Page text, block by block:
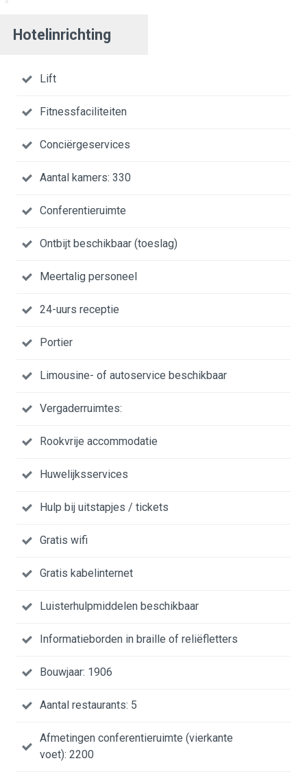
Hotelinrichting
Lift
Fitnessfaciliteiten
Conciërgeservices
Aantal kamers: 330
Conferentieruimte
Ontbijt beschikbaar (toeslag)
Meertalig personeel
24-uurs receptie
Portier
Limousine- of autoservice beschikbaar
Vergaderruimtes:
Rookvrije accommodatie
Huwelijksservices
Hulp bij uitstapjes / tickets
Gratis wifi
Gratis kabelinternet
Luisterhulpmiddelen beschikbaar
Informatieborden in braille of reliëfletters
Bouwjaar: 1906
Aantal restaurants: 5
Afmetingen conferentieruimte (vierkante
voet): 2200